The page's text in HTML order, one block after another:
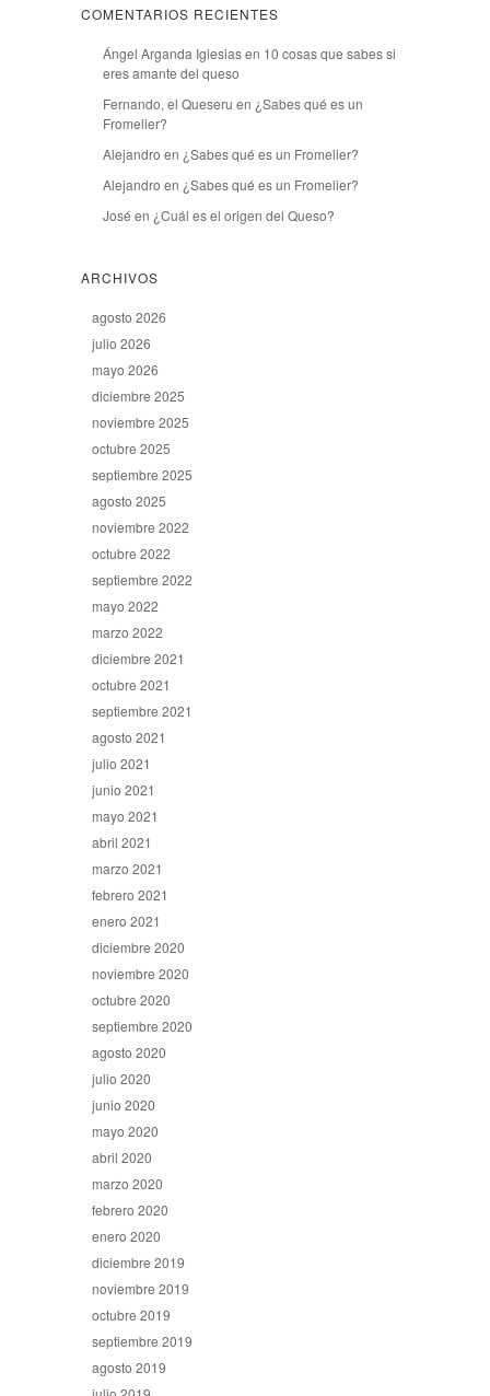
COMENTARIOS RECIENTES
Ángel Arganda Iglesiasen 10 cosas que sabes si
eres amante del queso
Fernando, el Queseru en ¿Sabes qué es un
Fromelier?
Alejandro en ¿Sabes qué es un Fromelier?
Alejandro en ¿Sabes qué es un Fromelier?
José en ¿Cuál es el origen del Queso?
ARCHIVOS
agosto 2026
julio 2026
mayo 2026
diciembre 2025
noviembre 2025
octubre 2025
septiembre 2025
agosto 2025
noviembre 2022
octubre 2022
septiembre 2022
mayo 2022
marzo 2022
diciembre 2021
octubre 2021
septiembre 2021
agosto 2021
julio 2021
junio 2021
mayo 2021
abril 2021
marzo 2021
febrero 2021
enero 2021
diciembre 2020
noviembre 2020
octubre 2020
septiembre 2020
agosto 2020
julio 2020
junio 2020
mayo 2020
abril 2020
marzo 2020
febrero 2020
enero 2020
diciembre 2019
noviembre 2019
octubre 2019
septiembre 2019
agosto 2019